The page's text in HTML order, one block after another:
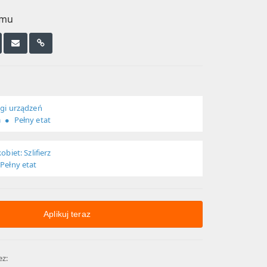
urządzeń
Pełny etat
Szlifierz
Pełny etat
Aplikuj teraz